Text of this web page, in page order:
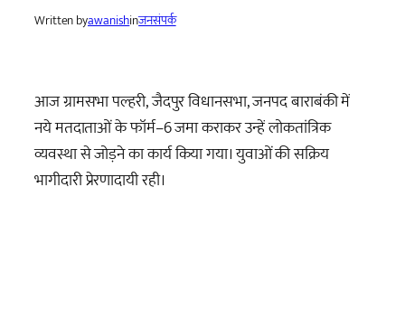
Written byawanishinजनसंपर्क
आज ग्रामसभा पल्हरी, जैदपुर विधानसभा, जनपद बाराबंकी में
नये मतदाताओं के फॉर्म–6 जमा कराकर उन्हें लोकतांत्रिक
व्यवस्था से जोड़ने का कार्य किया गया। युवाओं की सक्रिय
भागीदारी प्रेरणादायी रही।